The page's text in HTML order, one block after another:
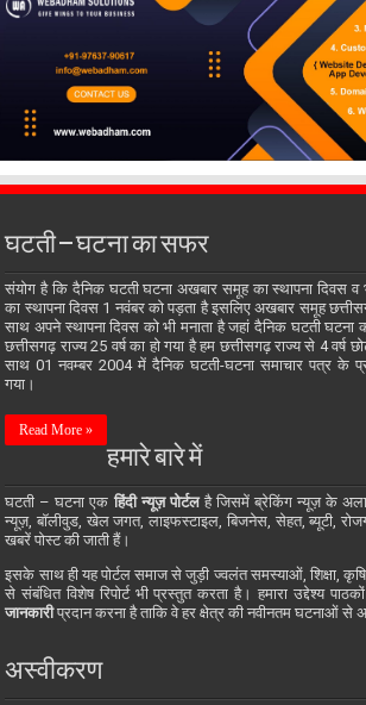
घटती – घटना का सफर
संयोग है कि दैनिक घटती घटना अखबार समूह का स्थापना दिवस व
का स्थापना दिवस 1 नवंबर को पड़ता है इसलिए अखबार समूह
साथ अपने स्थापना दिवस को भी मनाता है जहां दैनिक घटती घटना
छत्तीसगढ़ राज्य 25 वर्ष का हो गया है हम छत्तीसगढ़ राज्य से 4
साथ 01 नवम्बर 2004 में दैनिक घटती-घटना समाचार पत्र के
गया।
Read More »
हमारे बारे में
घटती – घटना एक हिंदी न्यूज़ पोर्टलहै जिसमें ब्रेकिंग न्यूज़ के
न्यूज़, बॉलीवुड, खेल जगत, लाइफस्टाइल, बिजनेस, सेहत, ब्यूटी,
खबरें पोस्ट की जाती हैं।
इसके साथ ही यह पोर्टल समाज से जुड़ी ज्वलंत समस्याओं, शिक्षा,
से संबंधित विशेष रिपोर्ट भी प्रस्तुत करता है। हमारा उद्देश्य
जानकारीप्रदान करना है ताकि वे हर क्षेत्र की नवीनतम घटनाओं
अस्वीकरण